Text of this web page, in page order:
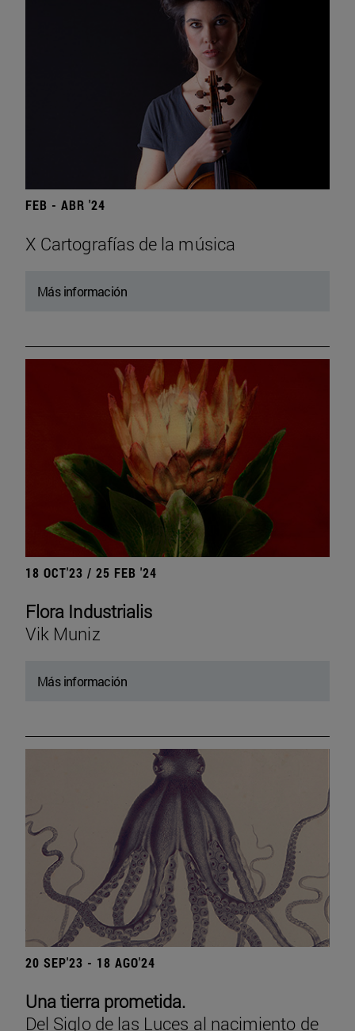
FEB - ABR '24
X Cartografías de la música
Más información
18 OCT'23 / 25 FEB '24
Flora Industrialis
Vik Muniz
Más información
20 SEP'23 - 18 AGO'24
Una tierra prometida.
Del Siglo de las Luces al nacimiento de